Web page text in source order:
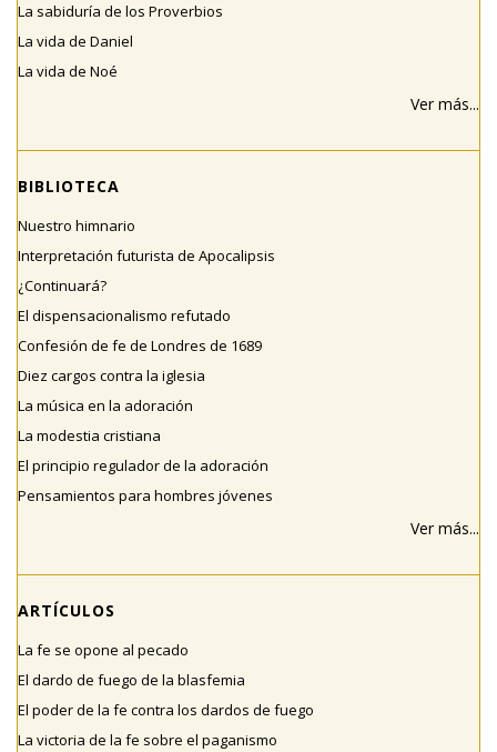
La sabiduría de los Proverbios
La vida de Daniel
La vida de Noé
Ver más...
BIBLIOTECA
Nuestro himnario
Interpretación futurista de Apocalipsis
¿Continuará?
El dispensacionalismo refutado
Confesión de fe de Londres de 1689
Diez cargos contra la iglesia
La música en la adoración
La modestia cristiana
El principio regulador de la adoración
Pensamientos para hombres jóvenes
Ver más...
ARTÍCULOS
La fe se opone al pecado
El dardo de fuego de la blasfemia
El poder de la fe contra los dardos de fuego
La victoria de la fe sobre el paganismo